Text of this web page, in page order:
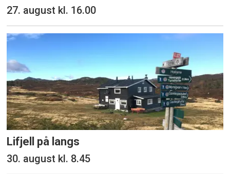
27. august kl. 16.00
Lifjell på langs
30. august kl. 8.45